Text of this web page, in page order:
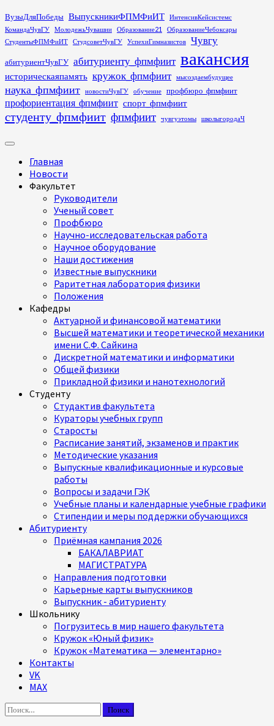
Перейти
к
содержимому
ВузыДляПобеды ВыпускникиФПМФиИТ
ИнтенсивКейсистемс
КомандаЧувГУ
МолодежьЧувашии Образование21
ОбразованиеЧебоксары
СтудентыФПМФиИТ
СтудсоветЧувГУ УспехиГимназистов Чувгу
абитуриентЧувГУ абитуриенту_фпмфиит вакансия
историческаяпамять кружок_фпмфиит мысоздаембудущее
наука_фпмфиит новостиЧувГУ обучение профбюро_фпмфиит
профориентация_фпмфиит спорт_фпмфиит
студенту_фпмфиит фпмфиит чувгуэтомы школыгородаЧ
Основное
Главная
Новости
Факультет
Руководители
Ученый совет
Профбюро
Научно-исследовательская работа
Научное оборудование
Наши достижения
Известные выпускники
Раритетная лаборатория физики
Положения
Кафедры
Актуарной и финансовой математики
Высшей математики и теоретической механики
имени С.Ф. Сайкина
Дискретной математики и информатики
Общей физики
Прикладной физики и нанотехнологий
Студенту
Студактив факультета
Кураторы учебных групп
Старосты
Расписание занятий, экзаменов и практик
Методические указания
Выпускные квалификационные и курсовые
работы
Вопросы и задачи ГЭК
Учебные планы и календарные учебные графики
Стипендии и меры поддержки обучающихся
Абитуриенту
Приёмная кампания 2026
БАКАЛАВРИАТ
МАГИСТРАТУРА
Направления подготовки
Карьерные карты выпускников
Выпускник - абитуриенту
Школьнику
Погрузитесь в мир нашего факультета
Кружок «Юный физик»
Кружок «Математика — элементарно»
Контакты
VK
MAX
Найти: